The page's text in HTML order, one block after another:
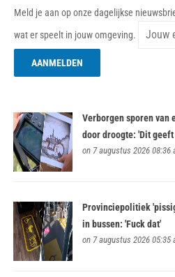
Meld je aan op onze dagelijkse
wat er speelt in jouw omgeving.
Verborgen sporen van
door droogte: 'Dit
on 7 augustus 2026 08:36
Provinciepolitiek
in bussen: 'Fuck dat'
on 7 augustus 2026 05:35